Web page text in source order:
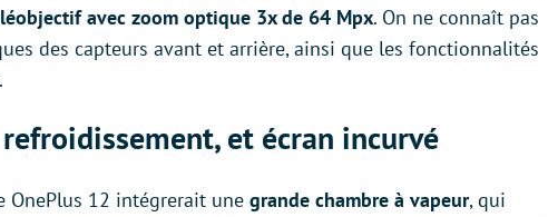
avec zoom optique 3x de 64 Mpx. On ne connaît pas
des capteurs avant et arrière, ainsi que les fonctionnalités
et écran incurvé
OnePlus 12 intégrerait une grande chambre à vapeur, qui